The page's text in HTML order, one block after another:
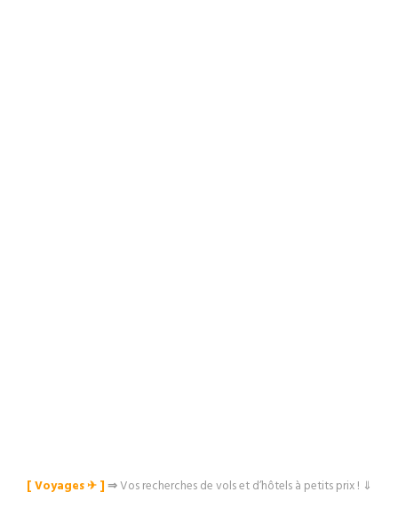
[ Voyages ✈︎ ]⇒Vos recherches de vols et d’hôtels à petits prix ! ⇓